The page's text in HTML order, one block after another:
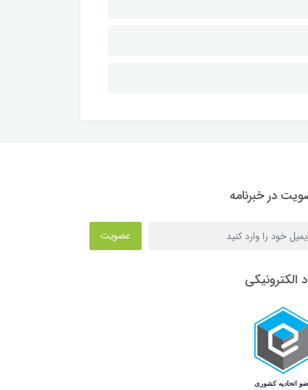
در خبرنامه
عضویت
الکترونیکی